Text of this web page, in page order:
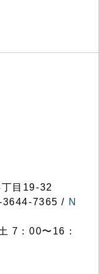
目19-32
3644-7365 / N
7：00〜16：